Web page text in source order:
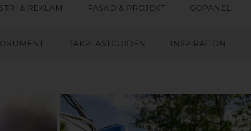
& REKLAM FASAD & PROJEKT GOPANEL
TAKPLASTGUIDEN INSPIRATION